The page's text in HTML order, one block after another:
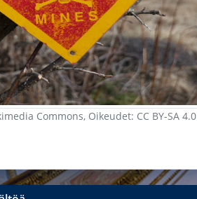
Commons, Oikeudet: CC BY-SA 4.0